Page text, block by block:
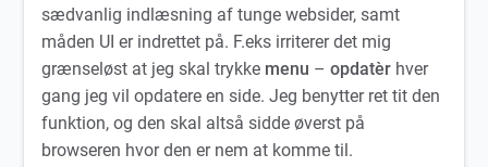
sædvanlig indlæsning af tunge websider, samt
måden UI er indrettet på. F.eks irriterer det mig
grænseløst at jeg skal trykke menu –opdatèr hver
gang jeg vil opdatere en side. Jeg benytter ret tit den
funktion, og den skal altså sidde øverst på
browseren hvor den er nem at komme til.